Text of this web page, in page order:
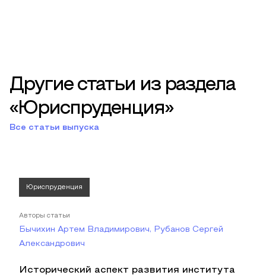
Другие статьи из раздела
«Юриспруденция»
Все статьи выпуска
Юриспруденция
Авторы статьи
Бычихин Артем Владимирович, Рубанов Сергей
Александрович
Исторический аспект развития института